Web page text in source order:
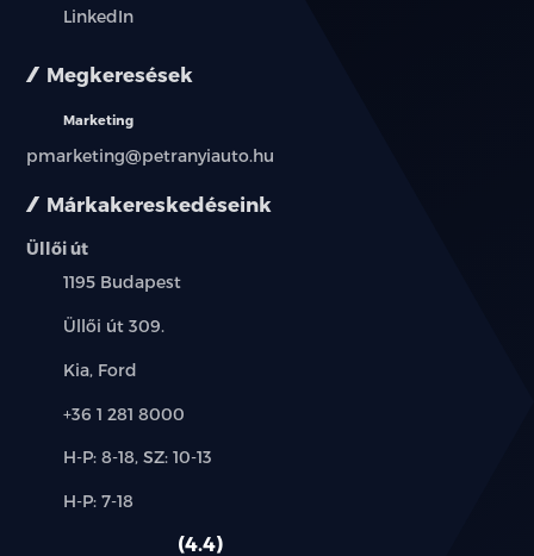
Márkakereskedéseink
Üllői út
Település:
1195 Budapest
Cím:
Üllői út 309.
Márkák:
Kia, Ford
Telefon:
+36 1 281 8000
Új-
használt
H-P: 8-18, SZ: 10-13
Alkatrész,
H-P: 7-18
4.4
LinkedIn
Megkeresések
Marketing
pmarketing@petranyiauto.hu